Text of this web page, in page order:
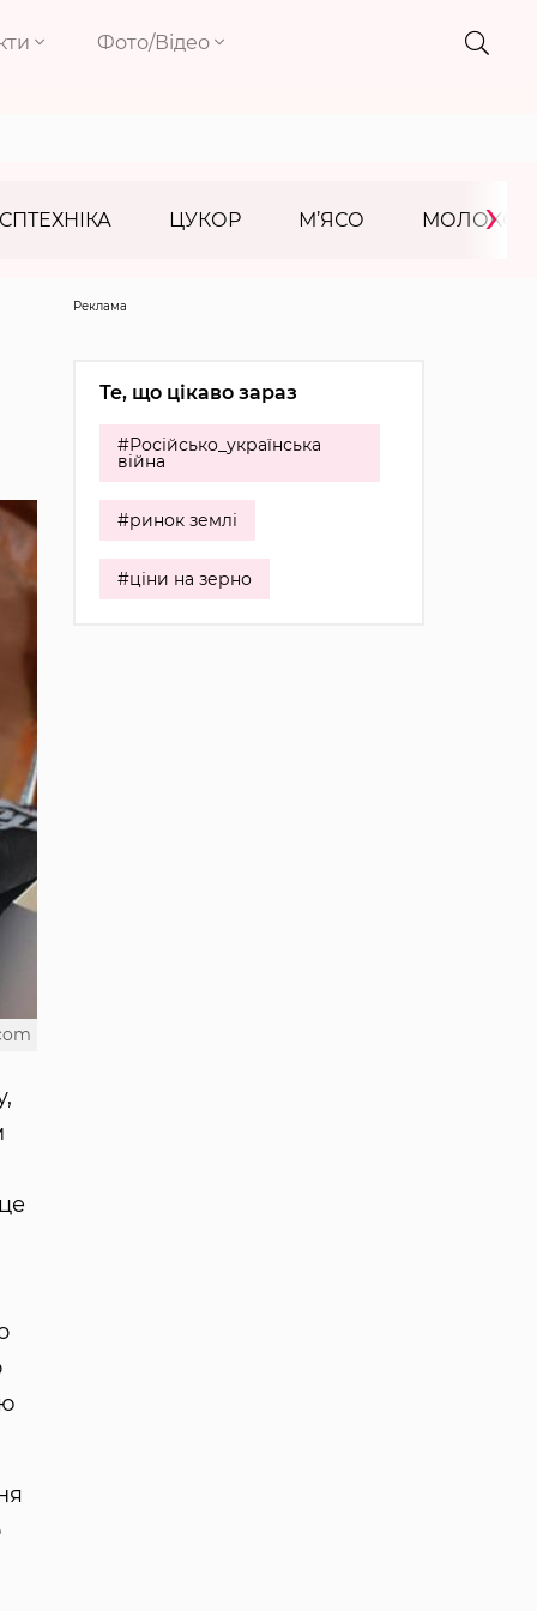
Фото/Відео
ЦУКОР М’ЯСО МОЛОКО
›
Реклама
Те, що цікаво зараз
#Російсько_українська
війна
#ринок землі
#ціни на зерно